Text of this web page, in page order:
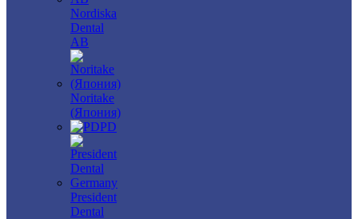
Nordiska
Dental
AB
Noritake
(Япония)
PD
President
Dental